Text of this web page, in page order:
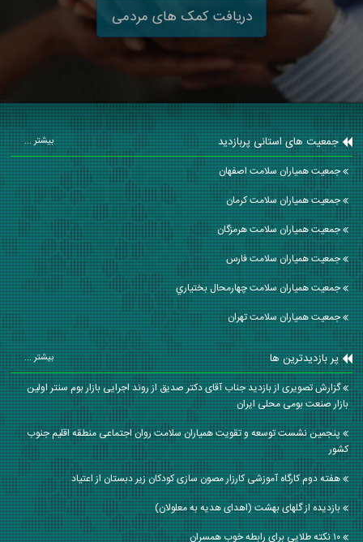
دریافت کمک های مردمی
جمعیت های استانی پربازدید بیشتر ...
جمعیت همیاران سلامت اصفهان
جمعیت همیاران سلامت كرمان
جمعیت همیاران سلامت هرمزگان
جمعیت همیاران سلامت فارس
جمعیت همیاران سلامت چهارمحال بختياري
جمعیت همیاران سلامت تهران
پر بازدیدترین ها بیشتر ...
گزارش تصویری از بازدید جناب آقای دکتر صدیق از روند اجرایی بازار بوم سنتر اولین
بازار صنعت بومی محلی ایران
پنجمین نشست توسعه و تقویت همیاران سلامت روان اجتماعی منطقه اقلیم جنوب
کشور
هفته دوم کارگاه آموزشی کارزار مصون سازی کودکان زیر دبستان از اعتیاد
بازدیده از گلهای بهشت (اهدای هدیه به معلولان)
۱۰ نکته طلایی برای رابطه خوب همسران